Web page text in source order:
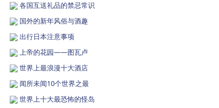
各国互送礼品的禁忌常识
国外的新年风俗与酒趣
出行日本注意事项
上帝的花园——图瓦卢
世界上最浪漫十大酒店
闻所未闻10个世界之最
世界上十大最恐怖的怪岛